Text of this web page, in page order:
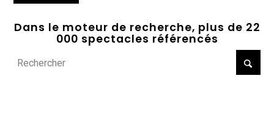
Dans le moteur de recherche, plus de 22
000 spectacles référencés